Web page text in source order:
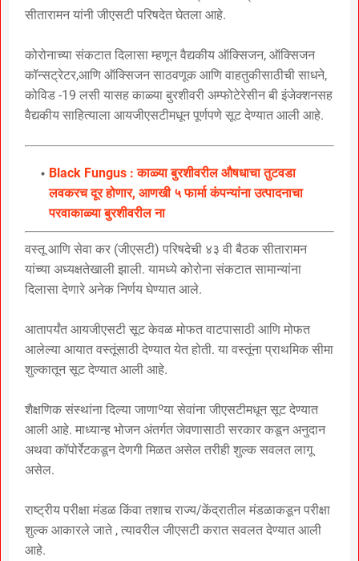
सीतारामन यांनी जीएसटी परिषदेत घेतला आहे.
कोरोनाच्या संकटात दिलासा म्हणून वैद्यकीय ऑक्सिजन, ऑक्सिजन
कॉन्सट्रेटर,आणि ऑक्सिजन साठवणूक आणि वाहतुकीसाठीची साधने,
कोविड -19 लसी यासह काळ्या बुरशीवरी अम्फोटेरेसीन बी इंजेक्शनसह
वैद्यकीय साहित्याला आयजीएसटीमधून पूर्णपणे सूट देण्यात आली आहे.
Black Fungus : काळ्या बुरशीवरील औषधाचा तुटवडा
लवकरच दूर होणार, आणखी ५ फार्मा कंपन्यांना उत्पादनाचा
परवाकाळ्या बुरशीवरील ना
वस्तू आणि सेवा कर (जीएसटी) परिषदेची ४३ वी बैठक सीतारामन
यांच्या अध्यक्षतेखाली झाली. यामध्ये कोरोना संकटात सामान्यांना
दिलासा देणारे अनेक निर्णय घेण्यात आले.
आतापर्यंत आयजीएसटी सूट केवळ मोफत वाटपासाठी आणि मोफत
आलेल्या आयात वस्तूंसाठी देण्यात येत होती. या वस्तूंना प्राथमिक सीमा
शुल्कातून सूट देण्यात आली आहे.
शैक्षणिक संस्थांना दिल्या जाणाºया सेवांना जीएसटीमधून सूट देण्यात
आली आहे. माध्यान्ह भोजन अंतर्गत जेवणासाठी सरकार कडून अनुदान
अथवा कॉपोर्रेटकडून देणगी मिळत असेल तरीही शुल्क सवलत लागू
असेल.
राष्ट्रीय परीक्षा मंडळ किंवा तशाच राज्य/केंद्रातील मंडळाकडून परीक्षा
शुल्क आकारले जाते , त्यावरील जीएसटी करात सवलत देण्यात आली
आहे.